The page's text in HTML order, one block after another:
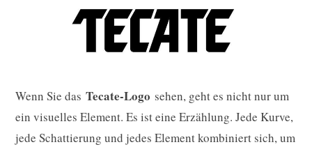
Wenn Sie das Tecate-Logo sehen, geht es nicht nur um
ein visuelles Element. Es ist eine Erzählung. Jede Kurve,
jede Schattierung und jedes Element kombiniert sich, um